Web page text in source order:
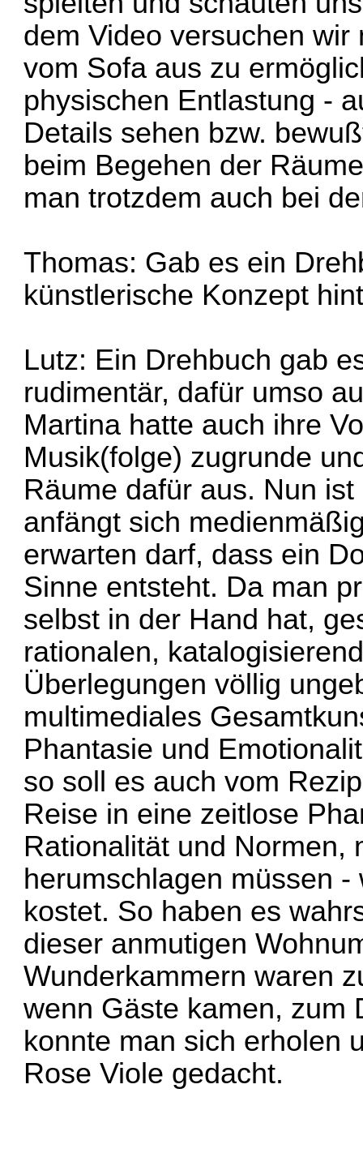
dem Video versuchen wir
vom Sofa aus zu
physischen Entlastung -
Details sehen bzw.
beim Begehen der
man trotzdem auch bei
Thomas: Gab es ein
künstlerische Konzept
Lutz: Ein Drehbuch gab
rudimentär, dafür umso
Martina hatte auch ihre
Musik(folge) zugrunde
Räume dafür aus. Nun
anfängt sich
erwarten darf, dass ein
Sinne entsteht. Da man
selbst in der Hand hat,
rationalen,
Überlegungen völlig
multimediales
Phantasie und
so soll es auch vom
Reise in eine zeitlose
Rationalität und Normen,
herumschlagen müssen
kostet. So haben es
dieser anmutigen
Wunderkammern waren
wenn Gäste kamen, zum
konnte man sich erholen
Rose Viole gedacht.